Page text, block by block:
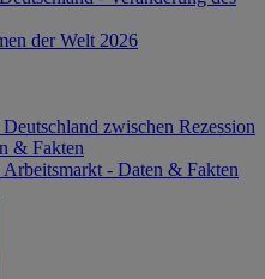
der Welt 2026
zwischen Rezession
& Fakten
- Daten & Fakten